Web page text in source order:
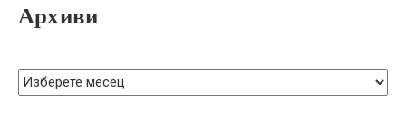
Архиви